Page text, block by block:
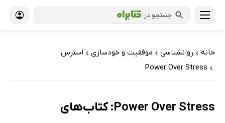
جستجو در
خانه › روانشناسی › موفقیت و خودسازی › استرس
›
Power Over Stress
Power Over Stress: کتاب‌های